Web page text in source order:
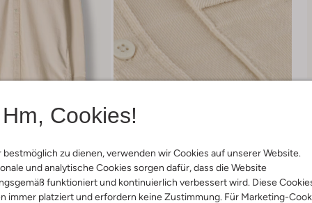
Hm, Cookies!
bestmöglich zu dienen, verwenden wir Cookies auf unserer Website.
und analytische Cookies sorgen dafür, dass die Website
funktioniert und kontinuierlich verbessert wird. Diese
immer platziert und erfordern keine Zustimmung. Für Marketing-
Lieferung & Rückgabe